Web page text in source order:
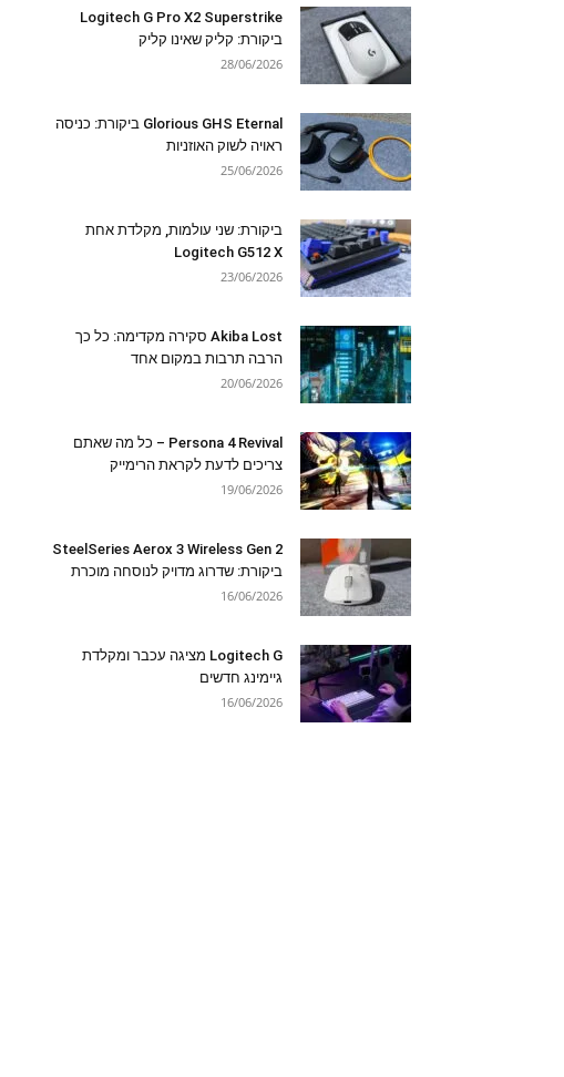
Logitech G Pro X2 Superstrike
ביקורת: קליק שאינו קליק
28/06/2026
Glorious GHS Eternal ביקורת: כניסה
ראויה לשוק האוזניות
25/06/2026
ביקורת: שני עולמות, מקלדת אחת
Logitech G512 X
23/06/2026
Akiba Lost סקירה מקדימה: כל כך
הרבה תרבות במקום אחד
20/06/2026
Persona 4 Revival – כל מה שאתם
צריכים לדעת לקראת הרימייק
19/06/2026
SteelSeries Aerox 3 Wireless Gen 2
ביקורת: שדרוג מדויק לנוסחה מוכרת
16/06/2026
Logitech G מציגה עכבר ומקלדת
גיימינג חדשים
16/06/2026